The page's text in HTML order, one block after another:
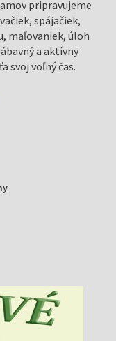
pripravujeme
spájačiek,
maľovaniek, úloh
a aktívny
svoj voľný čas.